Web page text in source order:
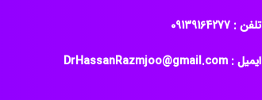
تلفن : ‎09139164277
ایمیل : DrHassanRazmjoo@gmail.com